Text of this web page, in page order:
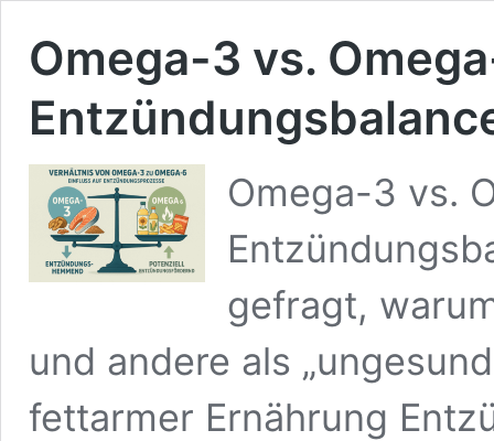
Omega-3 vs.
Omega-3 vs.
gefragt,
und andere als
fettarmer Ernährung